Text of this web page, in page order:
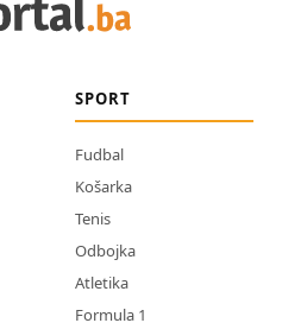
SPORT
Fudbal
Košarka
Tenis
Odbojka
Atletika
Formula 1